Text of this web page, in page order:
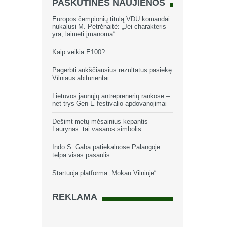
PASKUTINĖS NAUJIENOS
Europos čempionių titulą VDU komandai
nukalusi M. Petrėnaitė: „Jei charakteris
yra, laimėti įmanoma“
Kaip veikia E100?
Pagerbti aukščiausius rezultatus pasiekę
Vilniaus abiturientai
Lietuvos jaunųjų antreprenerių rankose –
net trys Gen-E festivalio apdovanojimai
Dešimt metų mėsainius kepantis
Laurynas: tai vasaros simbolis
Indo S. Gaba patiekaluose Palangoje
telpa visas pasaulis
Startuoja platforma „Mokau Vilniuje“
REKLAMA